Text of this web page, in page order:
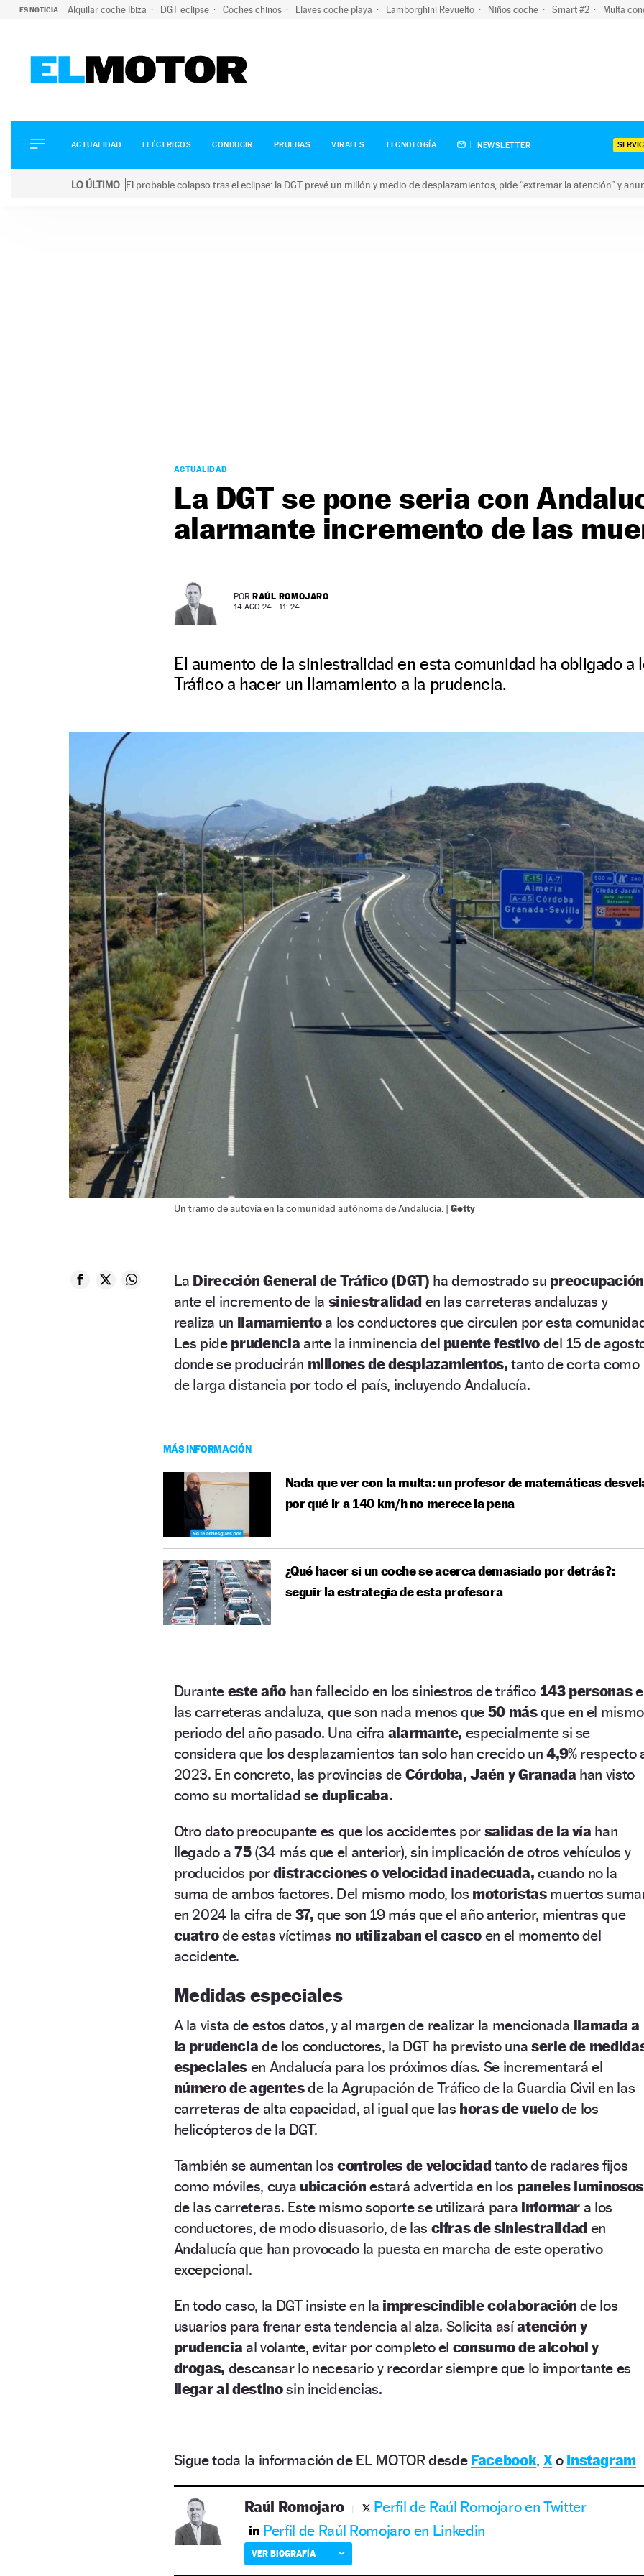
ES NOTICIA: Alquilar coche Ibiza DGT eclipse Coches chinos Llaves coche playa Lamborghini Revuelto Niños coche Smart #2 Multa
ELÉCTRICOS
CONDUCIR
ACTUALIDAD ELÉCTRICOS CONDUCIR PRUEBAS VIRALES TECNOLOGÍA NEWSLETTER
LO ÚLTIMO El probable colapso tras el eclipse: la DGT prevé un millón y medio de desplazamientos, pide “extremar la atención” y
ACTUALIDAD
La DGT se pone seria con
alarmante incremento de las
POR RAÚL ROMOJARO
14 AGO 24 - 11: 24
El aumento de la siniestralidad en esta comunidad ha obligado a
Tráfico a hacer un llamamiento a la prudencia.
Un tramo de autovía en la comunidad autónoma de Andalucía. | Getty
La Dirección General de Tráfico (DGT) ha demostrado su preocupación
ante el incremento de la siniestralidad en las carreteras andaluzas y
realiza un llamamientoa los conductores que circulen por esta
Les pide prudencia ante la inminencia del puente festivodel 15 de
donde se producirán millones de desplazamientos, tanto de corta como
de larga distancia por todo el país, incluyendo Andalucía.
MÁS INFORMACIÓN
Nada que ver con la multa: un profesor de matemáticas
por qué ir a 140 km/h no merece la pena
¿Qué hacer si un coche se acerca demasiado por detrás?:
seguir la estrategia de esta profesora
Durante este añohan fallecido en los siniestros de tráfico 143 personas
las carreteras andaluza, que son nada menos que 50 másque en el mismo
periodo del año pasado. Una cifra alarmante, especialmente si se
considera que los desplazamientos tan solo han crecido un4,9%respecto
2023. En concreto, las provincias de Córdoba, Jaén y Granada han visto
como su mortalidad se duplicaba.
Otro dato preocupante es que los accidentes por salidas de la vía han
llegado a75 (34 más que el anterior), sin implicación de otros vehículos y
producidos pordistracciones o velocidad inadecuada, cuando no la
suma de ambos factores. Del mismo modo, los motoristas muertos
en 2024 la cifra de37, que son 19 más que el año anterior, mientras que
cuatrode estas víctimas no utilizaban el casco en el momento del
accidente.
Medidas especiales
A la vista de estos datos, y al margen de realizar la mencionada llamada a
la prudencia de los conductores, la DGT ha previsto una serie de
especiales en Andalucía para los próximos días. Se incrementará el
número de agentesde la Agrupación de Tráfico de la Guardia Civil en las
carreteras de alta capacidad, al igual que las horas de vuelode los
helicópteros de la DGT.
También se aumentan loscontroles de velocidadtanto de radares fijos
como móviles, cuya ubicaciónestará advertida en los paneles luminosos
de las carreteras. Este mismo soporte se utilizará para informar a los
conductores, de modo disuasorio, de las cifras de siniestralidad en
Andalucía que han provocado la puesta en marcha de este operativo
excepcional.
En todo caso, la DGT insiste en la imprescindible colaboración de los
usuarios para frenar esta tendencia al alza. Solicita asíatención y
prudenciaal volante, evitar por completo el consumo de alcohol y
drogas, descansar lo necesario y recordar siempre que lo importante es
llegar al destinosin incidencias.
Sigue toda la información de EL MOTOR desde Facebook, Xo Instagram
Raúl Romojaro
Perfil de Raúl Romojaro en Twitter
Perfil de Raúl Romojaro en Linkedin
VER BIOGRAFÍA